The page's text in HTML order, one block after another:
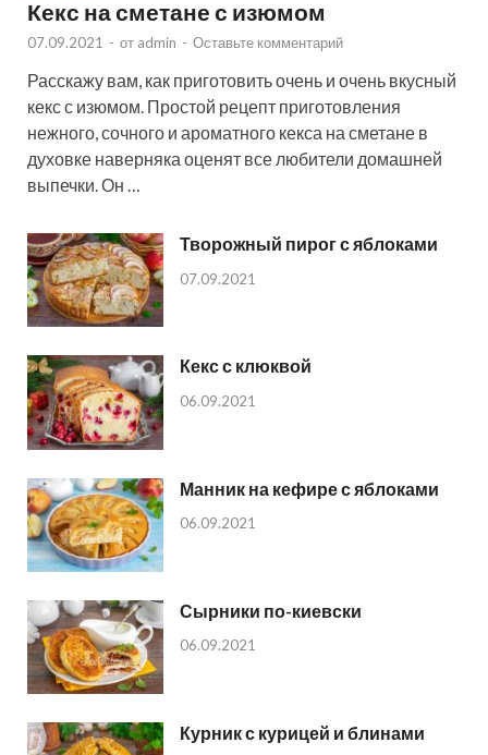
Кекс на сметане с изюмом
07.09.2021 - от admin - Оставьте комментарий
Расскажу вам, как приготовить очень и очень вкусный
кекс с изюмом. Простой рецепт приготовления
нежного, сочного и ароматного кекса на сметане в
духовке наверняка оценят все любители домашней
выпечки. Он …
Творожный пирог с яблоками
07.09.2021
Кекс с клюквой
06.09.2021
Манник на кефире с яблоками
06.09.2021
Сырники по-киевски
06.09.2021
Курник с курицей и блинами